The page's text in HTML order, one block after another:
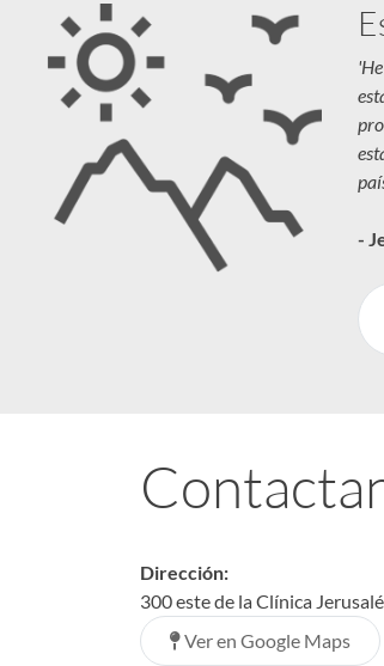
-
Dirección:
300 este de la Clínica
Ver en Google Maps